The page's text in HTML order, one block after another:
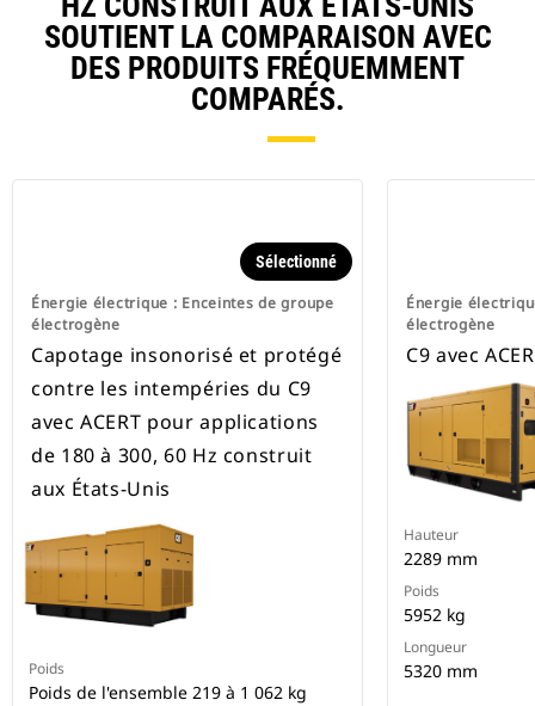
SOUTIENT LA COMPARAISON AVEC
DES PRODUITS FRÉQUEMMENT
COMPARÉS.
Énergie électrique : Enceintes de groupe
électrogène
Sélectionné
Capotage insonorisé et protégé
contre les intempéries du C9
avec ACERT pour applications
de 180 à 300, 60 Hz construit
aux États-Unis
Poids
Poids de l'ensemble 219 à 1 062 kg
Énergie
électrogène
C9 avec
Hauteur
2289 mm
Poids
5952 kg
Longueur
5320 mm